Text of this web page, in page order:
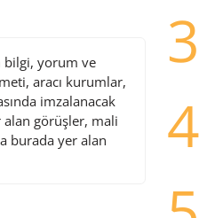
bilgi, yorum ve
aracı kurumlar,
imzalanacak
alan görüşler, mali
burada yer alan
3
4